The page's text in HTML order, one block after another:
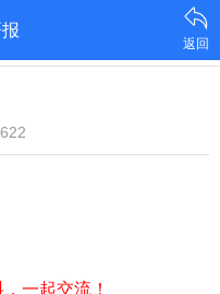
返回
一起交流！